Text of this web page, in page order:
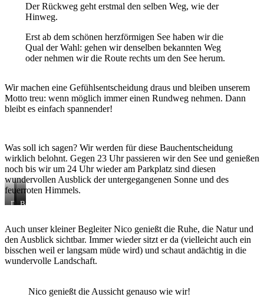
Der Rückweg geht erstmal den selben Weg, wie der
Hinweg.
Erst ab dem schönen herzförmigen See haben wir die
Qual der Wahl: gehen wir denselben bekannten Weg
oder nehmen wir die Route rechts um den See herum.
Wir machen eine Gefühlsentscheidung draus und bleiben unserem
Motto treu: wenn möglich immer einen Rundweg nehmen. Dann
bleibt es einfach spannender!
Was soll ich sagen? Wir werden für diese Bauchentscheidung
wirklich belohnt. Gegen 23 Uhr passieren wir den See und genießen
noch bis wir um 24 Uhr wieder am Parkplatz sind diesen
wundervollen Ausblick der untergegangenen Sonne und des
feuerroten Himmels.
Der
Meer
entlang…
…
wirklich!
Bester
das
Meer
und
die
Berge…
Auch unser kleiner Begleiter Nico genießt die Ruhe, die Natur und
den Ausblick sichtbar. Immer wieder sitzt er da (vielleicht auch ein
bisschen weil er langsam müde wird) und schaut andächtig in die
wundervolle Landschaft.
Nico genießt die Aussicht genauso wie wir!